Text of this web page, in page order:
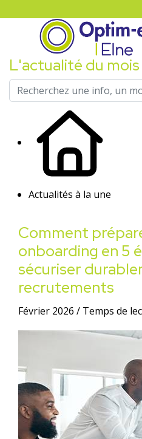
L'actualité du mois
Actualités à la une
Comment
onboarding en 5
sécuriser
recrutements
Février 2026 / Temps de